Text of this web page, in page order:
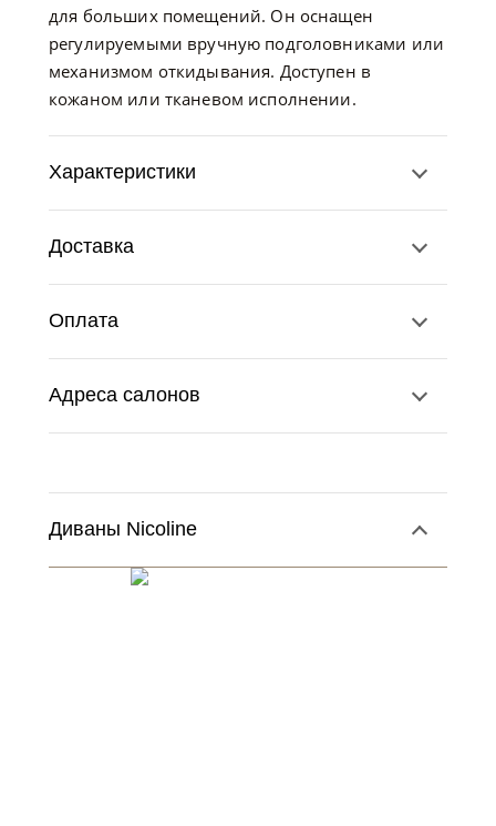
для больших помещений. Он оснащен
регулируемыми вручную подголовниками или
механизмом откидывания. Доступен в
кожаном или тканевом исполнении.
Характеристики
Доставка
Оплата
Адреса салонов
Диваны Nicoline